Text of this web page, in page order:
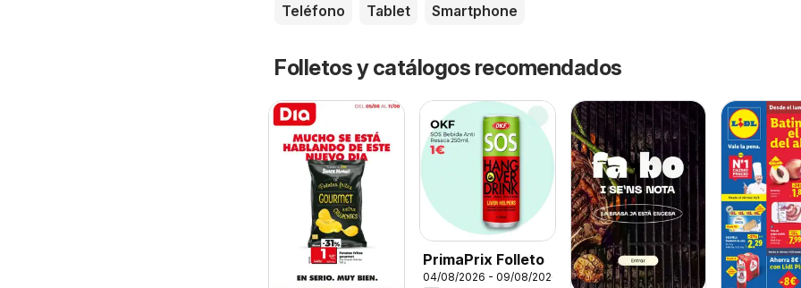
Teléfono Tablet Smartphone
Folletos y catálogos recomendados
PrimaPrix Folleto
04/08/2026 - 09/08/2026